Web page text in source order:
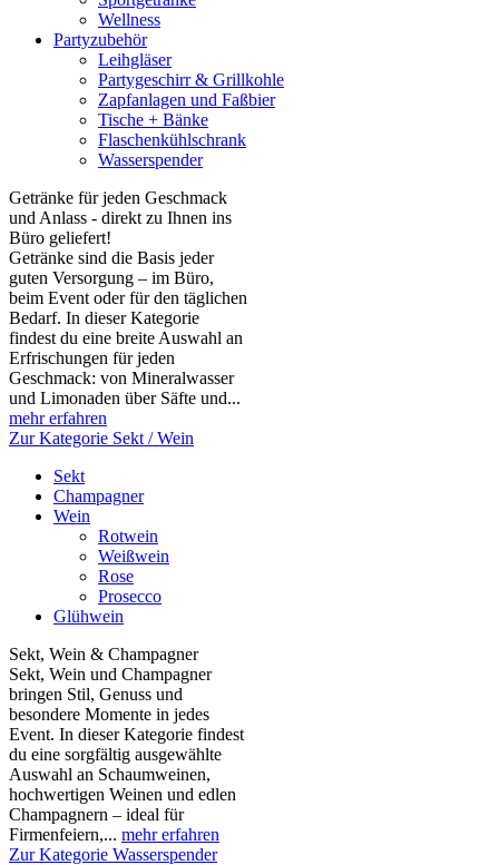
Wellness
Partyzubehör
Leihgläser
Partygeschirr & Grillkohle
Zapfanlagen und Faßbier
Tische + Bänke
Flaschenkühlschrank
Wasserspender
Getränke für jeden Geschmack
und Anlass - direkt zu Ihnen ins
Büro geliefert!
Getränke sind die Basis jeder
guten Versorgung – im Büro,
beim Event oder für den täglichen
Bedarf. In dieser Kategorie
findest du eine breite Auswahl an
Erfrischungen für jeden
Geschmack: von Mineralwasser
und Limonaden über Säfte und...
mehr erfahren
Zur Kategorie Sekt / Wein
Sekt
Champagner
Wein
Rotwein
Weißwein
Rose
Prosecco
Glühwein
Sekt, Wein & Champagner
Sekt, Wein und Champagner
bringen Stil, Genuss und
besondere Momente in jedes
Event. In dieser Kategorie findest
du eine sorgfältig ausgewählte
Auswahl an Schaumweinen,
hochwertigen Weinen und edlen
Champagnern – ideal für
Firmenfeiern,... mehr erfahren
Zur Kategorie Wasserspender